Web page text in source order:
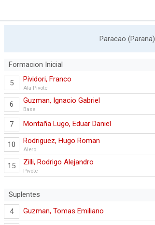
Paracao (Parana)
Formacion Inicial
5 Pividori, Franco
Ala Pivote
6 Guzman, Ignacio Gabriel
Base
7 Montaña Lugo, Eduar Daniel
10 Rodriguez, Hugo Roman
Alero
15 Zilli, Rodrigo Alejandro
Pivote
Suplentes
4
Guzman, Tomas Emiliano